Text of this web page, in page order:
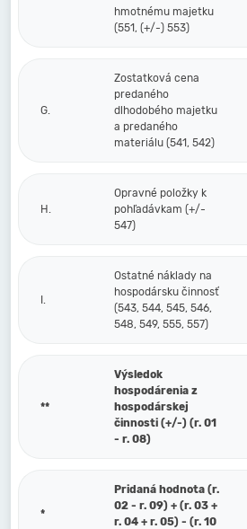
hmotnému majetku
(551, (+/-) 553)
G.
Zostatková cena
predaného
dlhodobého majetku
a predaného
materiálu (541, 542)
H.
Opravné položky k
pohľadávkam (+/-
547)
I.
Ostatné náklady na
hospodársku činnosť
(543, 544, 545, 546,
548, 549, 555, 557)
**
Výsledok
hospodárenia z
hospodárskej
činnosti (+/-) (r. 01
- r. 08)
*
Pridaná hodnota (r.
02 - r. 09) + (r. 03 +
r. 04 + r. 05) - (r. 10